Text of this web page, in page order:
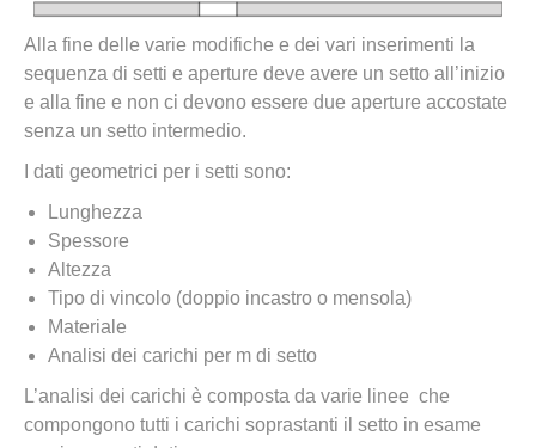
Alla fine delle varie modifiche e dei vari inserimenti la
sequenza di setti e aperture deve avere un setto all’inizio
e alla fine e non ci devono essere due aperture accostate
senza un setto intermedio.
I dati geometrici per i setti sono:
Lunghezza
Spessore
Altezza
Tipo di vincolo (doppio incastro o mensola)
Materiale
Analisi dei carichi per m di setto
L’analisi dei carichi è composta da varie linee che
compongono tutti i carichi soprastanti il setto in esame